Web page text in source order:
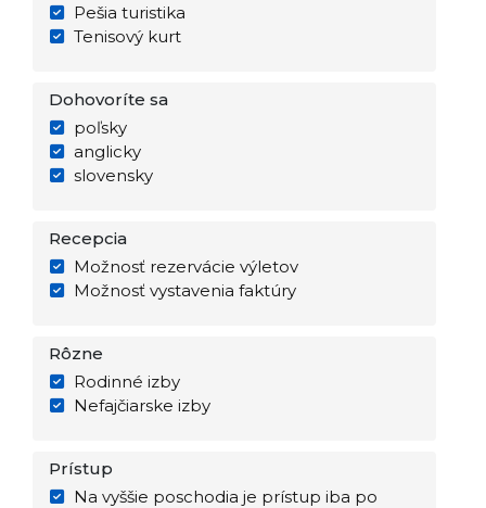
Pešia turistika
Tenisový kurt
Dohovoríte sa
poľsky
anglicky
slovensky
Recepcia
Možnosť rezervácie výletov
Možnosť vystavenia faktúry
Rôzne
Rodinné izby
Nefajčiarske izby
Prístup
Na vyššie poschodia je prístup iba po